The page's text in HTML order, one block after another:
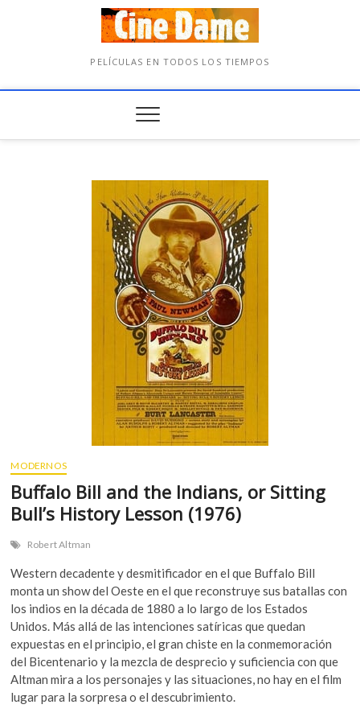
PELÍCULAS EN TODOS LOS TIEMPOS
MODERNOS
Buffalo Bill and the Indians, or Sitting
Bull’s History Lesson (1976)
Robert Altman
Western decadente y desmitificador en el que Buffalo Bill
monta un show del Oeste en el que reconstruye sus batallas con
los indios en la década de 1880 a lo largo de los Estados
Unidos. Más allá de las intenciones satíricas que quedan
expuestas en el principio, el gran chiste en la conmemoración
del Bicentenario y la mezcla de desprecio y suficiencia con que
Altman mira a los personajes y las situaciones, no hay en el film
lugar para la sorpresa o el descubrimiento.